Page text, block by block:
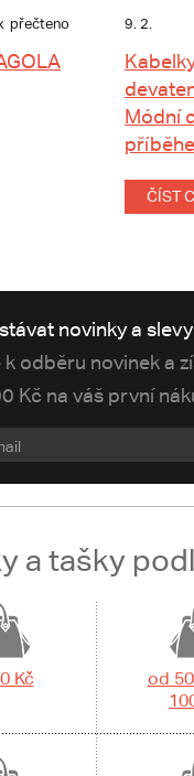
přečteno 9. 2.
Módní
ČÍST
novinky a
k odběru novinek a
Kč na váš první
a tašky
Kč
od